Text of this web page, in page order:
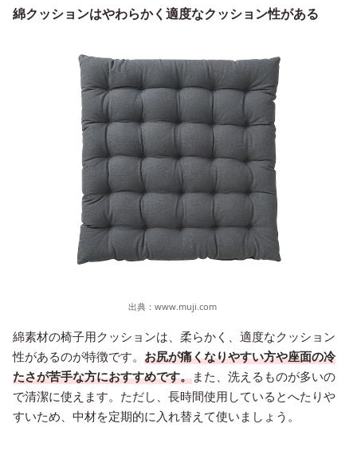
綿クッションはやわらかく適度なクッション性がある
出典： www.muji.com
綿素材の椅子用クッションは、柔らかく、適度なクッション
性があるのが特徴です。 お尻が痛くなりやすい方や座面の冷
たさが苦手な方におすすめです。また、洗えるものが多いの
で清潔に使えます。ただし、長時間使用しているとへたりや
すいため、中材を定期的に入れ替えて使いましょう。